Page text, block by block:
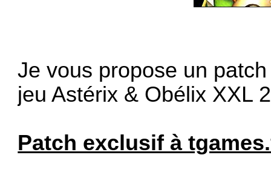
Je vous propose un
jeu Astérix & Obélix XXL
Patch exclusif à